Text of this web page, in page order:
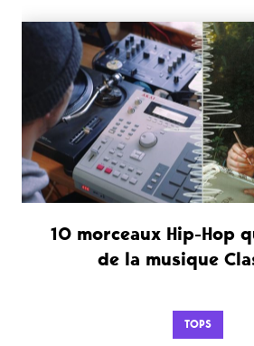
10 morceaux Hip-Hop
de la musique
TOPS